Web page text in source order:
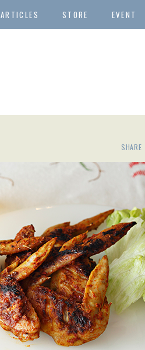
ARTICLES STORE EVENT
SHARE